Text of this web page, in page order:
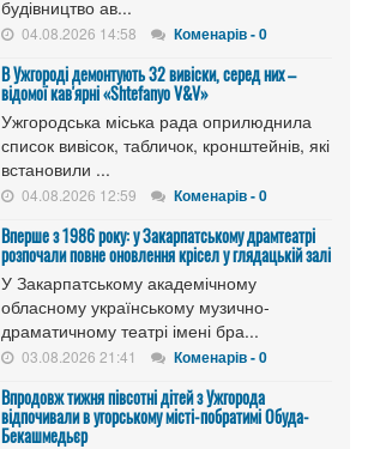
будівництво ав...
04.08.2026 14:58 Коменарів - 0
В Ужгороді демонтують 32 вивіски, серед них –
відомої кав'ярні «Shtefanyo V&V»
Ужгородська міська рада оприлюднила
список вивісок, табличок, кронштейнів, які
встановили ...
04.08.2026 12:59 Коменарів - 0
Вперше з 1986 року: у Закарпатському драмтеатрі
розпочали повне оновлення крісел у глядацькій залі
У Закарпатському академічному
обласному українському музично-
драматичному театрі імені бра...
03.08.2026 21:41 Коменарів - 0
Впродовж тижня півсотні дітей з Ужгорода
відпочивали в угорському місті-побратимі Обуда-
Бекашмедьєр